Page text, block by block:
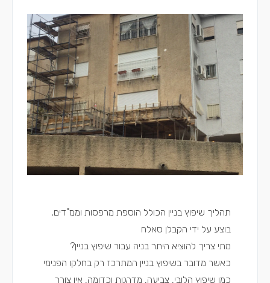
תהליך שיפוץ בניין הכולל הוספת מרפסות וממ"דים,
בוצע על ידי הקבלן סאלח
מתי צריך להוציא היתר בניה עבור שיפוץ בניין?
כאשר מדובר בשיפוץ בניין המתרכז רק בחלקו הפנימי
כמו שיפוץ הלובי, צביעה, מדרגות וכדומה, אין צורך